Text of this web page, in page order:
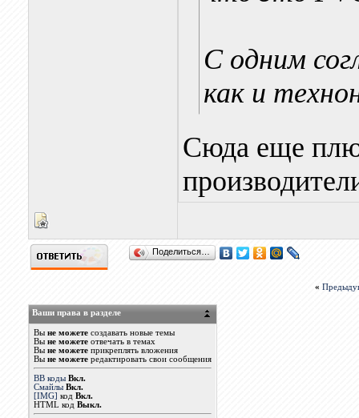
C одним
как и
Сюда еще
Поделиться…
«
Ваши права в разделе
Вы не можетесоздавать новые темы
Вы не можетеотвечать в темах
Вы не можетеприкреплять вложения
Вы не можетередактировать свои сообщения
BB коды Вкл.
Смайлы Вкл.
[IMG] код Вкл.
HTML код Выкл.